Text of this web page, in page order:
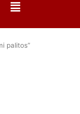
palitos”